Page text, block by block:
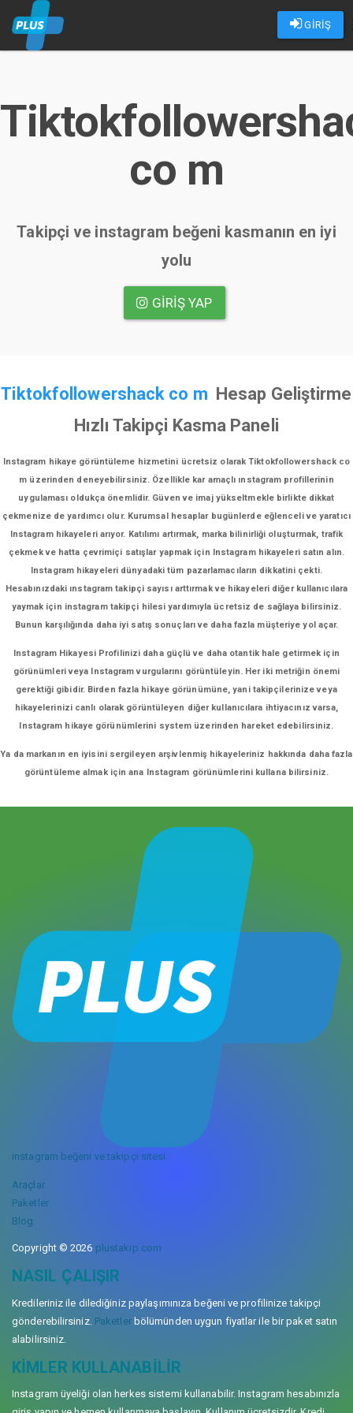
GİRİŞ
co m
Takipçi ve instagram beğeni kasmanın en iyi
yolu
GIRIŞ YAP
Tiktokfollowershack co m Hesap Geliştirme
Hızlı Takipçi Kasma Paneli
Instagram hikaye görüntüleme hizmetini ücretsiz olarak Tiktokfollowershack co
m üzerinden deneyebilirsiniz. Özellikle kar amaçlı ınstagram profillerinin
uygulaması oldukça önemlidir. Güven ve imaj yükseltmekle birlikte dikkat
çekmenize de yardımcı olur. Kurumsal hesaplar bugünlerde eğlenceli ve yaratıcı
Instagram hikayeleri arıyor. Katılımı artırmak, marka bilinirliği oluşturmak, trafik
çekmek ve hatta çevrimiçi satışlar yapmak için Instagram hikayeleri satın alın.
Instagram hikayeleri dünyadaki tüm pazarlamacıların dikkatini çekti.
Hesabınızdaki ınstagram takipçi sayısı arttırmak ve hikayeleri diğer kullanıcılara
yaymak için instagram takipçi hilesi yardımıyla ücretsiz de sağlaya bilirsiniz.
Bunun karşılığında daha iyi satış sonuçları ve daha fazla müşteriye yol açar.
Instagram Hikayesi Profilinizi daha güçlü ve daha otantik hale getirmek için
görünümleri veya Instagram vurgularını görüntüleyin. Her iki metriğin önemi
gerektiği gibidir. Birden fazla hikaye görünümüne, yani takipçilerinize veya
hikayelerinizi canlı olarak görüntüleyen diğer kullanıcılara ihtiyacınız varsa,
Instagram hikaye görünümlerini system üzerinden hareket edebilirsiniz.
Ya da markanın en iyisini sergileyen arşivlenmiş hikayeleriniz hakkında daha fazla
görüntüleme almak için ana Instagram görünümlerini kullana bilirsiniz.
instagram beğeni ve takipçi sitesi
Araçlar
Paketler
Blog
Copyright © 2026 plustakip.com
NASIL ÇALIŞIR
Kredileriniz ile dilediğiniz paylaşımınıza beğeni ve profilinize takipçi
gönderebilirsiniz. Paketlerbölümünden uygun fiyatlar ile bir paket satın
alabilirsiniz.
KIMLER KULLANABILIR
Instagram üyeliği olan herkes sistemi kullanabilir. Instagram hesabınızla